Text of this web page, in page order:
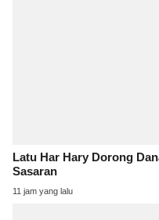
Latu Har Hary Dorong
Sasaran
11 jam yang lalu